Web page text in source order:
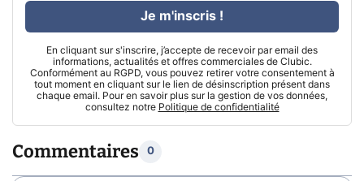
En cliquant sur s'inscrire, j’accepte de recevoir par email des
informations, actualités et offres commerciales de Clubic.
Conformément au RGPD, vous pouvez retirer votre consentement à
tout moment en cliquant sur le lien de désinscription présent dans
chaque email. Pour en savoir plus sur la gestion de vos données,
consultez notre Politique de confidentialité
Je m'inscris !
Commentaires 0